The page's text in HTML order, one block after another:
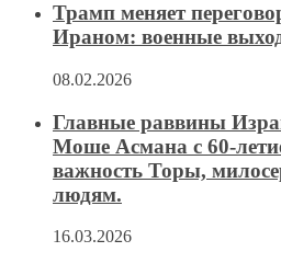
Трамп меняет
Ираном: военные
08.02.2026
Главные раввины
Моше Асмана с 60-
важность Торы,
людям.
16.03.2026